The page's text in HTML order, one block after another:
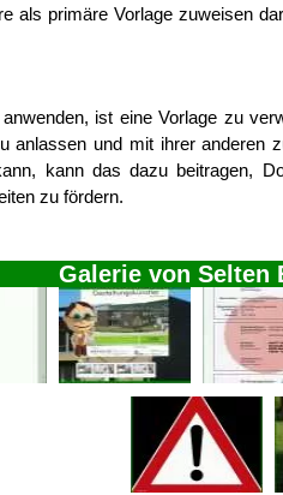
als primäre Vorlage zuweisen
ist eine Vorlage zu
anlassen und mit ihrer anderen
kann das dazu beitragen,
zu fördern.
Galerie von Selten